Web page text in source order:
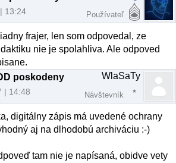
13:24 Používateľ
frajer, len som odpovedal, ze
nie je spolahliva. Ale odpoved
poskodeny
| 14:48
WlaSaTy
Návštevník
digitálny zápis má uvedené ochrany
aj na dlhodobú archiváciu :-)
tam nie je napísaná, obidve vety